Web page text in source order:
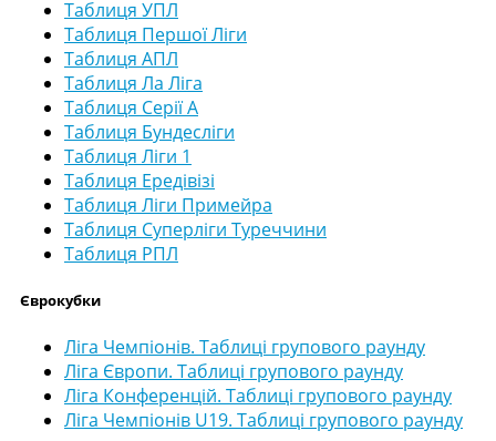
Таблиця УПЛ
Таблиця Першої Ліги
Таблиця АПЛ
Таблиця Ла Ліга
Таблиця Серії А
Таблиця Бундесліги
Таблиця Ліги 1
Таблиця Ередівізі
Таблиця Ліги Примейра
Таблиця Суперліги Туреччини
Таблиця РПЛ
Єврокубки
Ліга Чемпіонів. Таблиці групового раунду
Ліга Європи. Таблиці групового раунду
Ліга Конференцій. Таблиці групового раунду
Ліга Чемпіонів U19. Таблиці групового раунду